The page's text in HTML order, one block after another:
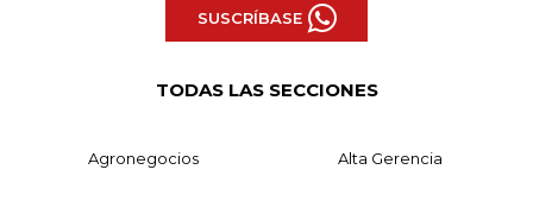
SUSCRÍBASE
TODAS LAS SECCIONES
Agronegocios Alta Gerencia